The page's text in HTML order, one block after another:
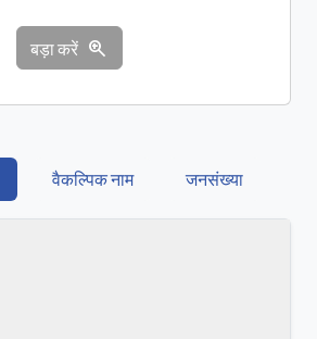
बड़ा करें zoom_in
वैकल्पिक नाम जनसंख्या